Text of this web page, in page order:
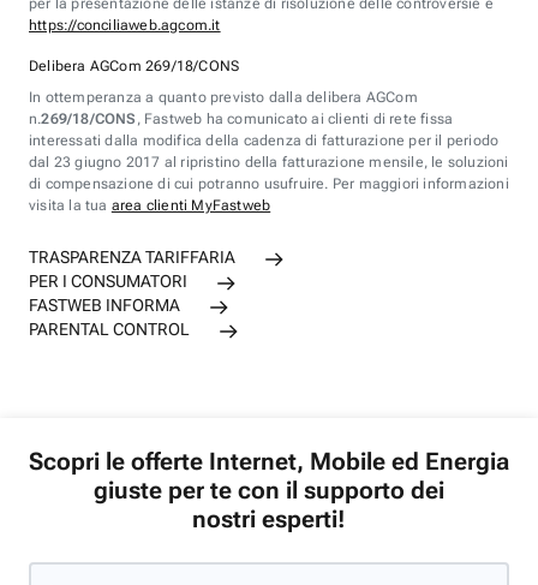
per la presentazione delle istanze di risoluzione delle controversie è
https://conciliaweb.agcom.it
Delibera AGCom 269/18/CONS
In ottemperanza a quanto previsto dalla delibera AGCom
n.269/18/CONS , Fastweb ha comunicato ai clienti di rete fissa
interessati dalla modifica della cadenza di fatturazione per il periodo
dal 23 giugno 2017 al ripristino della fatturazione mensile, le soluzioni
di compensazione di cui potranno usufruire. Per maggiori informazioni
visita la tua area clienti MyFastweb
TRASPARENZA TARIFFARIA
PER I CONSUMATORI
FASTWEB INFORMA
PARENTAL CONTROL
Scopri le offerte Internet, Mobile ed Energia
giuste per te con il supporto dei
nostri esperti!